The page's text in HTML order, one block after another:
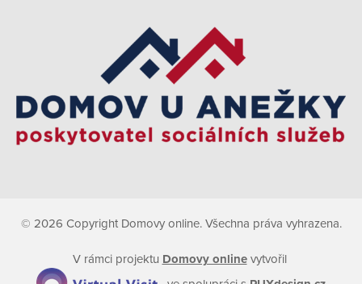
© 2026 Copyright Domovy online. Všechna práva vyhrazena.
V rámci projektu Domovy onlinevytvořil